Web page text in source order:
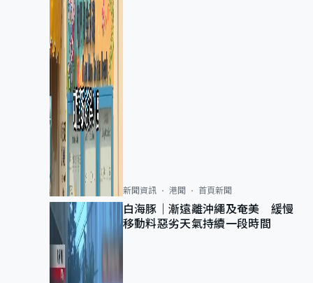
新聞資訊 港聞 首頁新聞
白海豚｜漸遠離沖繩及奄美 緩慢
移動料惡劣天氣持續一段時間